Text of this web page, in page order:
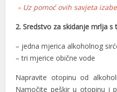
– Uz pomoć ovih savjeta
2. Sredstvo za skidanje mrlja s
– jedna mjerica alkoholnog
– tri mjerice obične vode
Napravite otopinu od
Namočite peškir u otopinu i